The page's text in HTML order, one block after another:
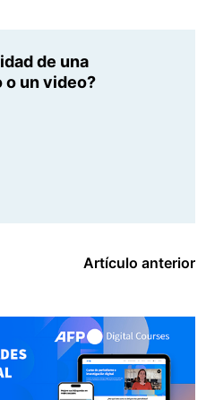
de una
o un video?
Artículo anterior